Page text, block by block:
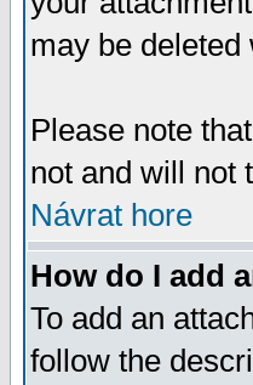
may be deleted
Please note
not and will not
Návrat hore
How do I add
To add an
follow the